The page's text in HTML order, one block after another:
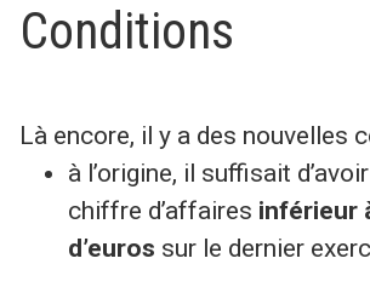
Conditions
Là encore, il y a des nouvelles
à l’origine, il suffisait
chiffre d’affaires inférieur
d’euros sur le dernier